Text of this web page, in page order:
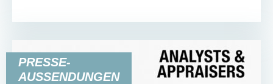
PRESSE-
AUSSENDUNGEN